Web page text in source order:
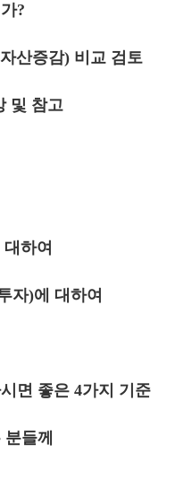
?
산증감) 비교 검토
및 참고
하여
자)에 대하여
면 좋은 4가지 기준
들께